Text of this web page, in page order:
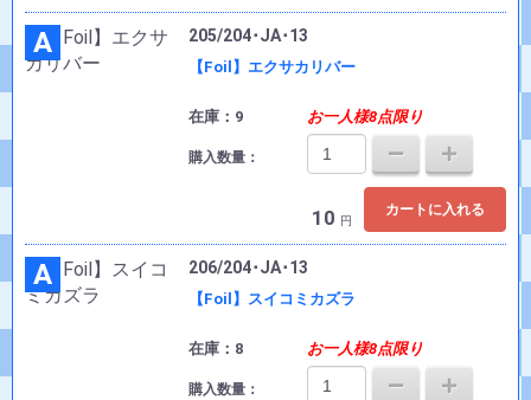
A 205/204･JA･13
【Foil】エクサカリバー
在庫：9 お一人様8点限り
購入数量：
10 円
カートに入れる
A 206/204･JA･13
【Foil】スイコミカズラ
在庫：8 お一人様8点限り
購入数量：